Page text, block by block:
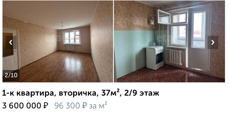
2/10
‹ ›
1-к квартира, вторичка, 37м², 2/9 этаж
3 600 000 ₽ 96 300 ₽ за м²